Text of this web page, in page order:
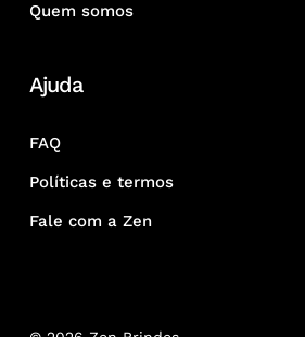
Quem somos
Ajuda
FAQ
Políticas e termos
Fale com a Zen